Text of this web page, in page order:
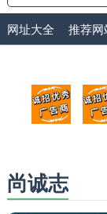
网址大全 推荐网
顶部
广告
尚诚志